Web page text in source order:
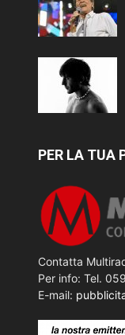
PER LA TUA
Contatta
Per info: Tel.
E-mail: